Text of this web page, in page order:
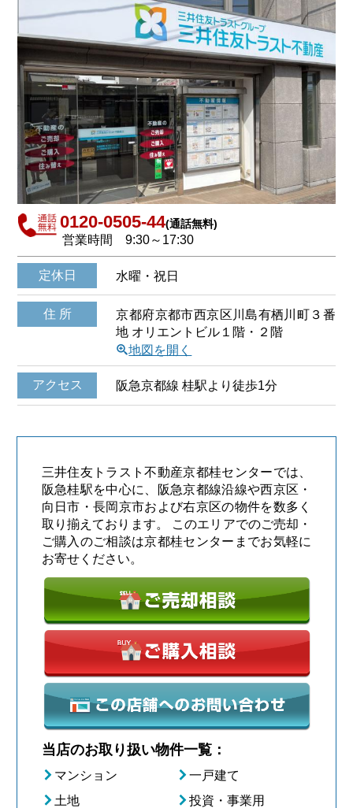
0120-0505-44(通話無料)
営業時間 9:30～17:30
定休日 水曜・祝日
住 所
京都府京都市西京区川島有栖川町３番
地 オリエントビル１階・２階
\地図を開く
アクセス 阪急京都線 桂駅より徒歩1分
三井住友トラスト不動産京都桂センターでは、
阪急桂駅を中心に、阪急京都線沿線や西京区・
向日市・長岡京市および右京区の物件を数多く
取り揃えております。 このエリアでのご売却・
ご購入のご相談は京都桂センターまでお気軽に
お寄せください。
当店のお取り扱い物件一覧：
マンション
一戸建て
土地
投資・事業用